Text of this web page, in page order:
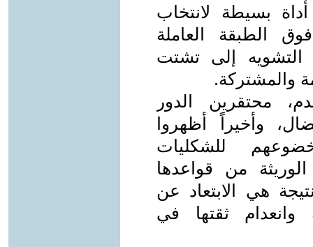
أداة بسيطة لانتخاب
الطبقة العاملة
التشويه إلى تشتت
والمشتركة.
محتقرين الدور
وأخيراً أظهروا
للشكليات
الوريثة من قواعدها
هي الابتعاد عن
وانعدام ثقتها في